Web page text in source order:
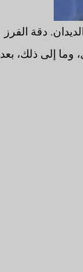
دقة الفرز
وما إلى ذلك، بعد